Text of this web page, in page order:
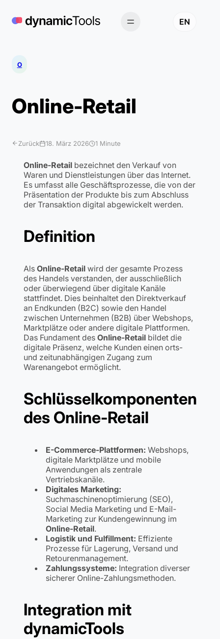
Inhalt
springen
EN
O
Online-Retail
Zurück 18. März 2026 1 Minute
Online-Retail bezeichnet den Verkauf von
Waren und Dienstleistungen über das Internet.
Es umfasst alle Geschäftsprozesse, die von der
Präsentation der Produkte bis zum Abschluss
der Transaktion digital abgewickelt werden.
Definition
Als Online-Retail wird der gesamte Prozess
des Handels verstanden, der ausschließlich
oder überwiegend über digitale Kanäle
stattfindet. Dies beinhaltet den Direktverkauf
an Endkunden (B2C) sowie den Handel
zwischen Unternehmen (B2B) über Webshops,
Marktplätze oder andere digitale Plattformen.
Das Fundament des Online-Retail bildet die
digitale Präsenz, welche Kunden einen orts-
und zeitunabhängigen Zugang zum
Warenangebot ermöglicht.
Schlüsselkomponenten
des Online-Retail
E-Commerce-Plattformen: Webshops,
digitale Marktplätze und mobile
Anwendungen als zentrale
Vertriebskanäle.
Digitales Marketing:
Suchmaschinenoptimierung (SEO),
Social Media Marketing und E-Mail-
Marketing zur Kundengewinnung im
Online-Retail.
Logistik und Fulfillment: Effiziente
Prozesse für Lagerung, Versand und
Retourenmanagement.
Zahlungssysteme: Integration diverser
sicherer Online-Zahlungsmethoden.
Integration mit
dynamicTools